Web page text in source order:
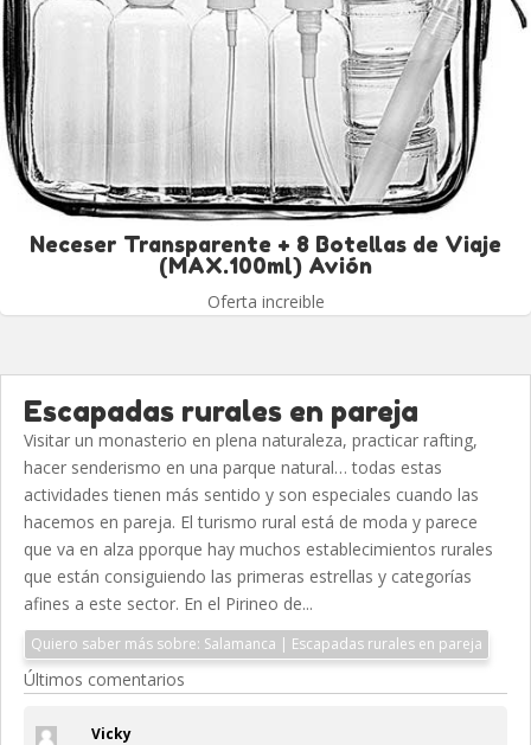
Neceser Transparente + 8 Botellas de Viaje
(MAX.100ml) Avión
Oferta increible
Escapadas rurales en pareja
Visitar un monasterio en plena naturaleza, practicar rafting,
hacer senderismo en una parque natural… todas estas
actividades tienen más sentido y son especiales cuando las
hacemos en pareja. El turismo rural está de moda y parece
que va en alza pporque hay muchos establecimientos rurales
que están consiguiendo las primeras estrellas y categorías
afines a este sector. En el Pirineo de...
Quiero saber más sobre: Salamanca | Escapadas rurales en pareja
Últimos comentarios
Vicky